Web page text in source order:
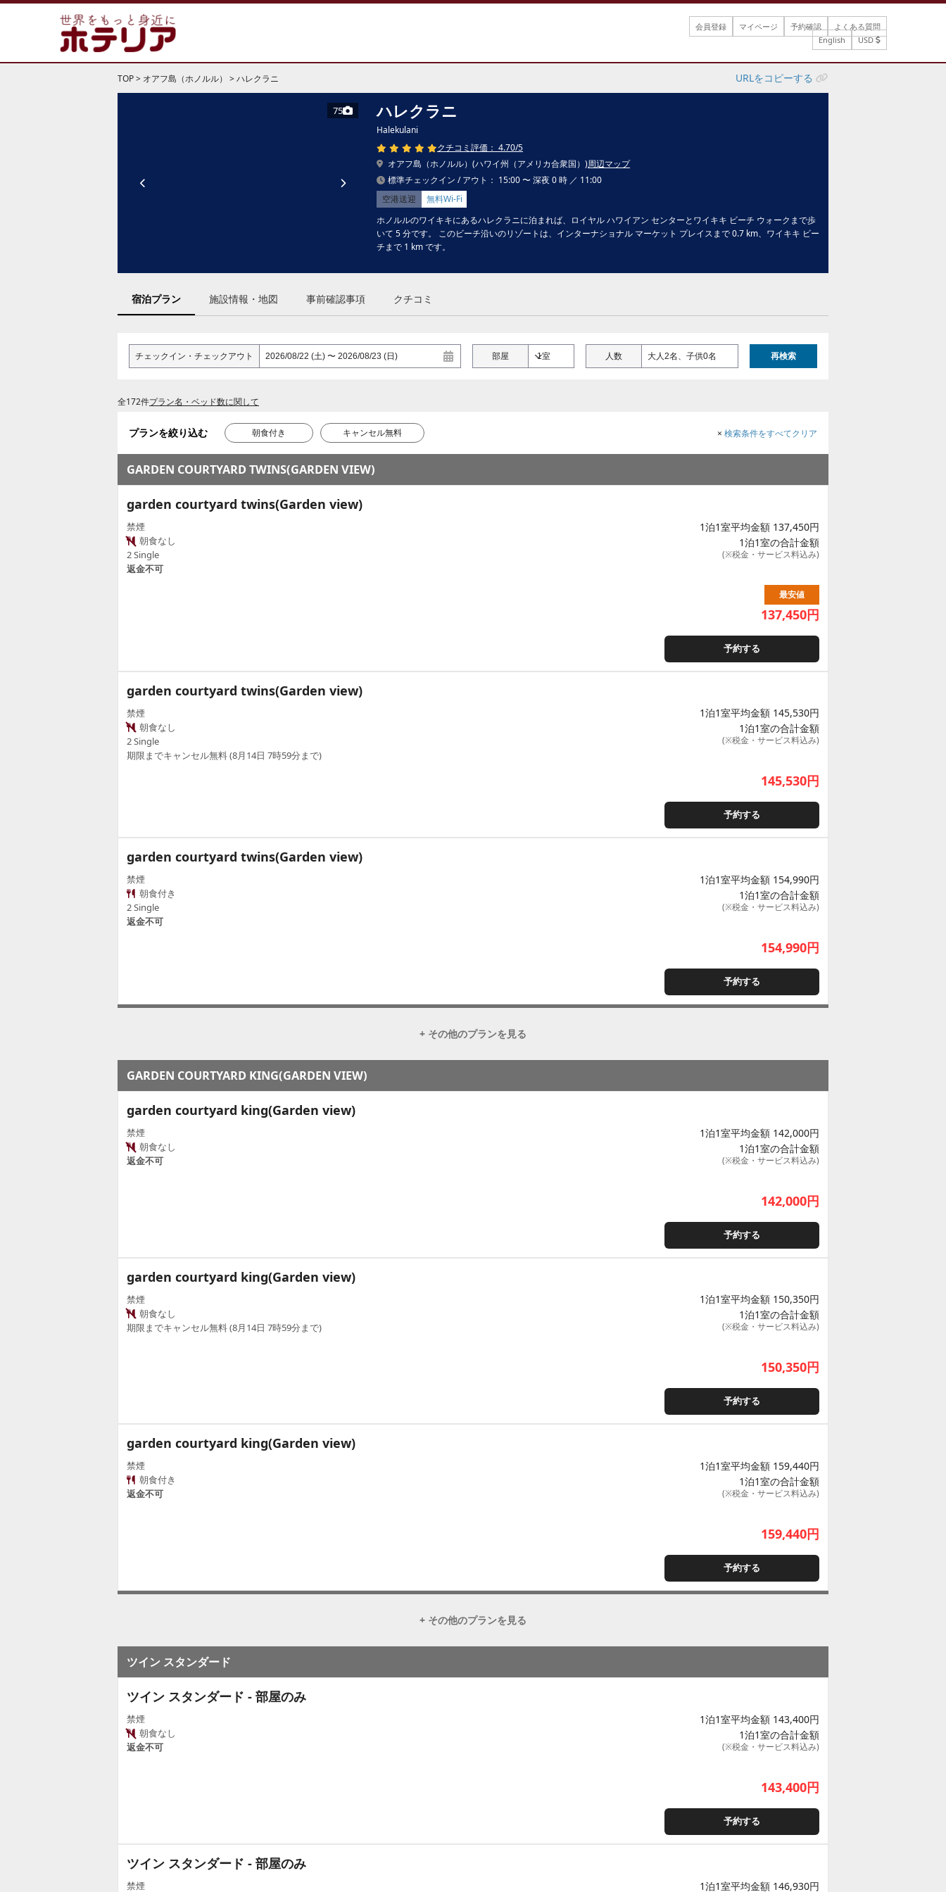
会員登録 マイページ 予約確認
よくある質問
English
USD
TOP> オアフ島（ホノルル） >ハレクラニ URLをコピーする
75 ハレクラニ
Halekulani
クチコミ評価： 4.70/5
オアフ島（ホノルル）(ハワイ州（アメリカ合衆国）)周辺マップ
標準チェックイン / アウト： 15:00 〜 深夜 0 時 ／ 11:00
空港送迎
無料Wi-Fi
ホノルルのワイキキにあるハレクラニに泊まれば、ロイヤル ハワイアン センターとワイキキ ビーチ ウォークまで歩
いて 5 分です。 このビーチ沿いのリゾートは、インターナショナル マーケット プレイスまで 0.7 km、ワイキキ ビー
チまで 1 km です。
宿泊プラン 施設情報・地図 事前確認事項 クチコミ
チェックイン ・ チェックアウト 部屋 人数 大人2名、子供0名 再検索
全172件プラン名・ベッド数に関して
プランを絞り込む 朝食付き キャンセル無料 × 検索条件をすべてクリア
GARDEN COURTYARD TWINS(GARDEN VIEW)
garden courtyard twins(Garden view)
禁煙
朝食なし
2 Single
返金不可
1泊1室平均金額 137,450円
1泊1室の合計金額
(※税金・サービス料込み)
最安値
137,450円
予約する
garden courtyard twins(Garden view)
禁煙
朝食なし
2 Single
期限までキャンセル無料 (8月14日 7時59分まで)
1泊1室平均金額 145,530円
1泊1室の合計金額
(※税金・サービス料込み)
145,530円
予約する
garden courtyard twins(Garden view)
禁煙
朝食付き
2 Single
返金不可
1泊1室平均金額 154,990円
1泊1室の合計金額
(※税金・サービス料込み)
154,990円
予約する
+ その他のプランを見る
GARDEN COURTYARD KING(GARDEN VIEW)
garden courtyard king(Garden view)
禁煙
朝食なし
返金不可
1泊1室平均金額 142,000円
1泊1室の合計金額
(※税金・サービス料込み)
142,000円
予約する
garden courtyard king(Garden view)
禁煙
朝食なし
期限までキャンセル無料 (8月14日 7時59分まで)
1泊1室平均金額 150,350円
1泊1室の合計金額
(※税金・サービス料込み)
150,350円
予約する
garden courtyard king(Garden view)
禁煙
朝食付き
返金不可
1泊1室平均金額 159,440円
1泊1室の合計金額
(※税金・サービス料込み)
159,440円
予約する
+ その他のプランを見る
ツイン スタンダード
ツイン スタンダード - 部屋のみ
禁煙
朝食なし
返金不可
1泊1室平均金額 143,400円
1泊1室の合計金額
(※税金・サービス料込み)
143,400円
予約する
ツイン スタンダード - 部屋のみ
禁煙
1泊1室平均金額 146,930円